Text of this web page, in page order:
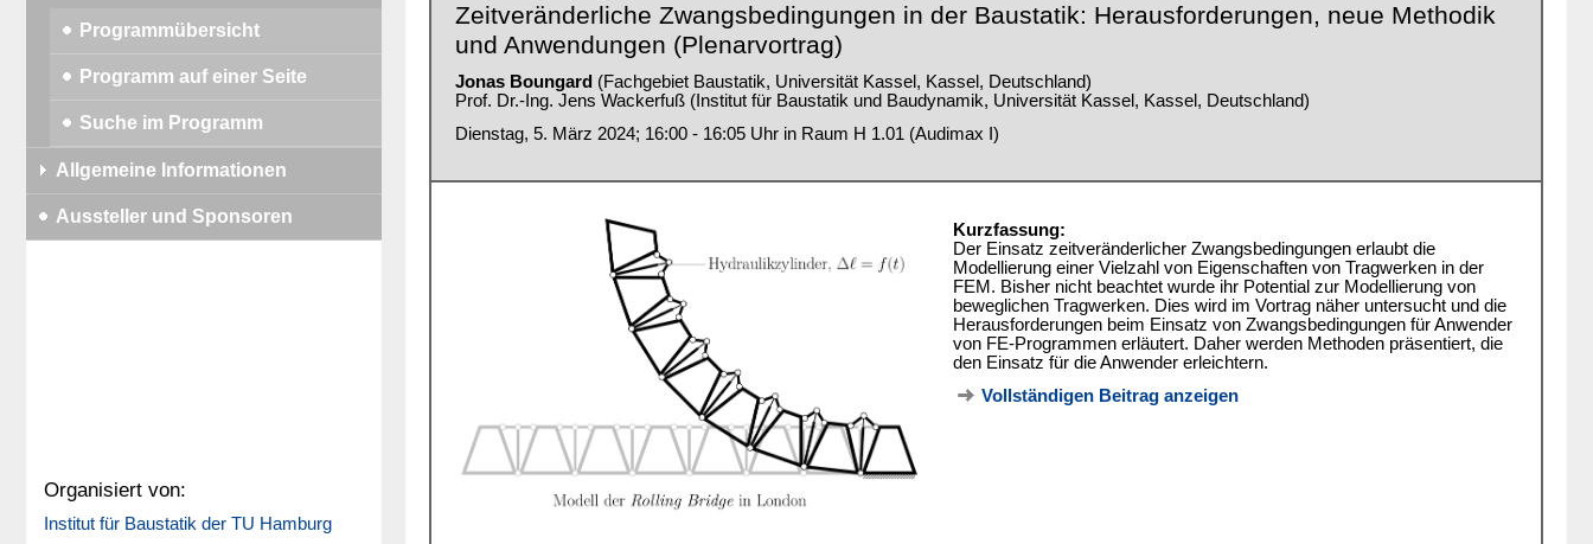
Programmübersicht
Programm auf einer Seite
Suche im Programm
Allgemeine Informationen
Aussteller und Sponsoren
Organisiert von:
Institut für Baustatik der TU Hamburg
Zeitveränderliche Zwangsbedingungen in der Baustatik: Herausforderungen, neue Methodik
und Anwendungen (Plenarvortrag)
Jonas Boungard (Fachgebiet Baustatik, Universität Kassel, Kassel, Deutschland)
Prof. Dr.-Ing. Jens Wackerfuß (Institut für Baustatik und Baudynamik, Universität Kassel, Kassel, Deutschland)
Dienstag, 5. März 2024; 16:00 - 16:05 Uhr in Raum H 1.01 (Audimax I)
Kurzfassung:
Der Einsatz zeitveränderlicher Zwangsbedingungen erlaubt die
Modellierung einer Vielzahl von Eigenschaften von Tragwerken in der
FEM. Bisher nicht beachtet wurde ihr Potential zur Modellierung von
beweglichen Tragwerken. Dies wird im Vortrag näher untersucht und die
Herausforderungen beim Einsatz von Zwangsbedingungen für Anwender
von FE-Programmen erläutert. Daher werden Methoden präsentiert, die
den Einsatz für die Anwender erleichtern.
Vollständigen Beitrag anzeigen